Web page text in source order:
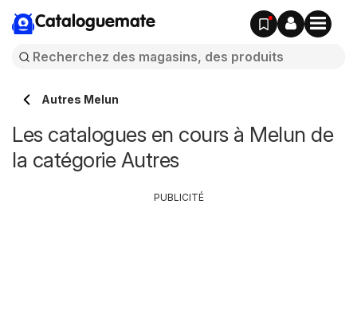
Cataloguemate
Autres Melun
Les catalogues en cours à Melun de
la catégorie Autres
PUBLICITÉ